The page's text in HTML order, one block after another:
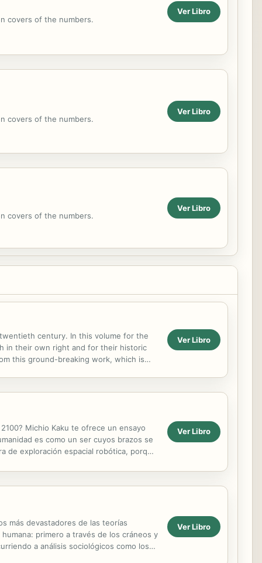
covers of the numbers.
Ver Libro
covers of the numbers.
Ver Libro
covers of the numbers.
Ver Libro
century. In this volume for the
in their own right and for their historic
this ground-breaking work, which is
Ver Libro
Michio Kaku te ofrece un ensayo
es como un ser cuyos brazos se
de exploración espacial robótica, porque
Ver Libro
más devastadores de las teorías
primero a través de los cráneos y
a análisis sociológicos como los
Ver Libro